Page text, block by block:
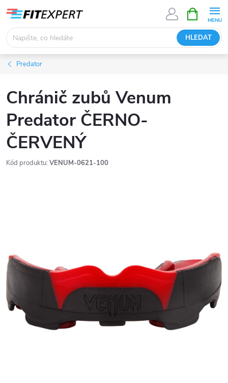
obsah
HLEDAT
NÁKUPNÍ
KOŠÍK
Predator
Chránič zubů Venum
Predator ČERNO-
ČERVENÝ
Kód produktu: VENUM-0621-100